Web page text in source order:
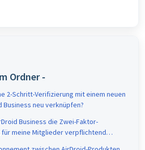
Ordner -
2-Schritt-Verifizierung mit einem neuen
Business neu verknüpfen?
Business die Zwei-Faktor-
meine Mitglieder verpflichtend